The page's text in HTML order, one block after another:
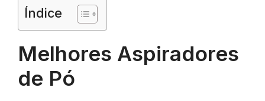
Índice
Melhores Aspiradores
de Pó